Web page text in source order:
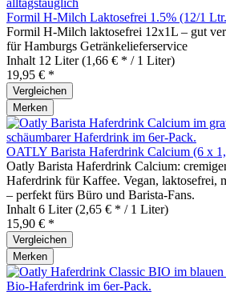
Formil H-Milch Laktosefrei 1.5% (12/1
Formil H-Milch laktosefrei 12x1L – gut
für Hamburgs Getränkelieferservice
Inhalt 12 Liter(1,66 € * / 1 Liter)
19,95 € *
Vergleichen
Merken
OATLY Barista Haferdrink Calcium (6 x
Oatly Barista Haferdrink Calcium:
Haferdrink für Kaffee. Vegan, laktosefrei,
– perfekt fürs Büro und Barista‑Fans.
Inhalt 6 Liter(2,65 € * / 1 Liter)
15,90 € *
Vergleichen
Merken